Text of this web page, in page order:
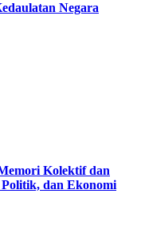
Negara
Kolektif dan
Politik, dan Ekonomi